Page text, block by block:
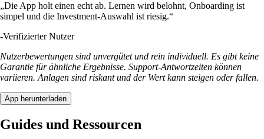
„Die App holt einen echt ab. Lernen wird belohnt, Onboarding ist
simpel und die Investment-Auswahl ist riesig.“
-Verifizierter Nutzer
Nutzerbewertungen sind unvergütet und rein individuell. Es gibt keine
Garantie für ähnliche Ergebnisse. Support-Antwortzeiten können
variieren. Anlagen sind riskant und der Wert kann steigen oder fallen.
App herunterladen
Guides und Ressourcen